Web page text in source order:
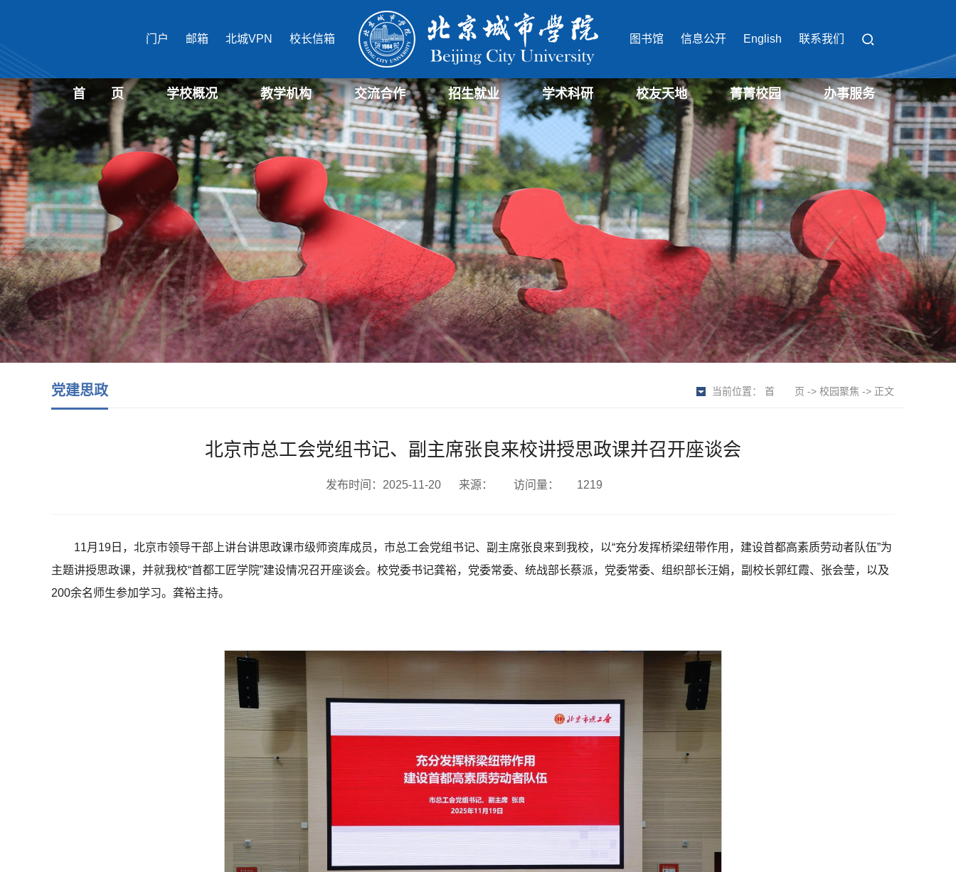
门户 邮箱 北城VPN 校长信箱 图书馆 信息公开 English 联系我们
首 页 学校概况
学校介绍
现任领导
机构设置
教学机构
公共管理学部
经济管理学部
国际文化与传播学部
艺术设计学部
表演学部
生物医药学部
信息学部
城市建设学部
教育学部
教育培训中心
文化遗产学部
马克思主义学院
交流合作 招生就业
招生信息
就业信息
研究生招生信息
北城-华威项目管理硕士
北城-中德合作办学项目
学术科研
科研与社会服务处
科研机构
北城学报
校友天地 菁菁校园 办事服务
校园办事流程
校园缴费平台
校园服务
党建思政 当前位置： 首 页 -> 校园聚焦 -> 正文
北京市总工会党组书记、副主席张良来校讲授思政课并召开座谈会
发布时间：2025-11-20 来源： 访问量： 1219
11月19日，北京市领导干部上讲台讲思政课市级师资库成员，市总工会党组书记、副主席张良来到我校，以“充分发挥桥梁纽带作用，建设首都高素质劳动者队伍”为
主题讲授思政课，并就我校“首都工匠学院”建设情况召开座谈会。校党委书记龚裕，党委常委、统战部长蔡派，党委常委、组织部长汪娟，副校长郭红霞、张会莹，以及
200余名师生参加学习。龚裕主持。